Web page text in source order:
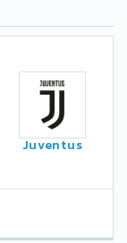
Juventus